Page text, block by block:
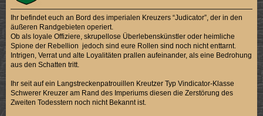
Ihr befindet euch an Bord des imperialen Kreuzers “Judicator”, der in den
äußeren Randgebieten operiert.
Ob als loyale Offiziere, skrupellose Überlebenskünstler oder heimliche
Spione der Rebellion jedoch sind eure Rollen sind noch nicht enttarnt.
Intrigen, Verrat und alte Loyalitäten prallen aufeinander, als eine Bedrohung
aus den Schatten tritt.
Ihr seit auf ein Langstreckenpatrouillen Kreutzer Typ Vindicator-Klasse
Schwerer Kreuzer am Rand des Imperiums diesen die Zerstörung des
Zweiten Todesstern noch nicht Bekannt ist.